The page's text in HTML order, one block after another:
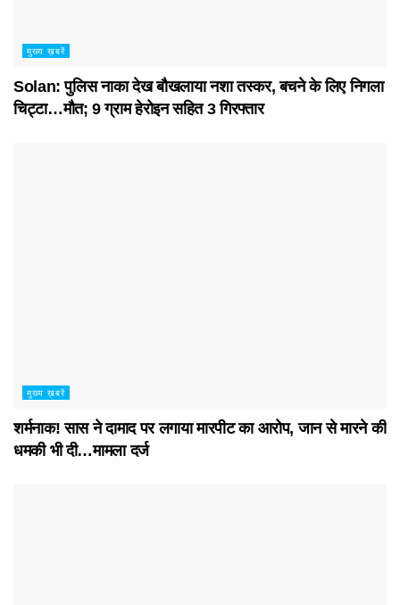
मुख्य ख़बरें
Solan: पुलिस नाका देख बौखलाया नशा तस्कर, बचने के लिए निगला
चिट्टा…मौत; 9 ग्राम हेरोइन सहित 3 गिरफ्तार
मुख्य ख़बरें
शर्मनाक! सास ने दामाद पर लगाया मारपीट का आरोप, जान से मारने की
धमकी भी दी…मामला दर्ज